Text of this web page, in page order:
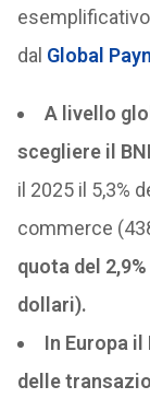
dal Global
A livello
scegliere il
il 2025 il 5,3%
commerce
quota del
dollari).
In Europa il
delle